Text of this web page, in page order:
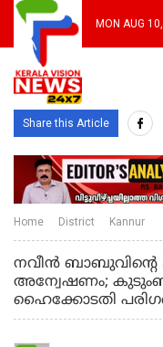
MON AUG
Share this Article
Home District Kannur
നവീന്‍
അന്വേഷണം;
ഹൈക്കോടതി